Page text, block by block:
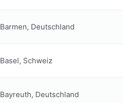
Barmen, Deutschland
Basel, Schweiz
Bayreuth, Deutschland